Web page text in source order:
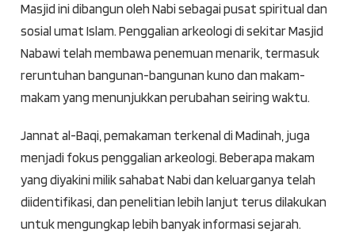
Masjid ini dibangun oleh Nabi sebagai pusat spiritual dan
sosial umat Islam. Penggalian arkeologi di sekitar Masjid
Nabawi telah membawa penemuan menarik, termasuk
reruntuhan bangunan-bangunan kuno dan makam-
makam yang menunjukkan perubahan seiring waktu.
Jannat al-Baqi, pemakaman terkenal di Madinah, juga
menjadi fokus penggalian arkeologi. Beberapa makam
yang diyakini milik sahabat Nabi dan keluarganya telah
diidentifikasi, dan penelitian lebih lanjut terus dilakukan
untuk mengungkap lebih banyak informasi sejarah.